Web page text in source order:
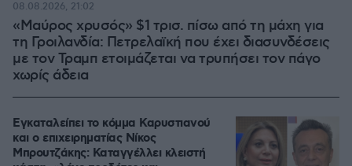
«Μαύρος χρυσός» $1 τρισ. πίσω από τη μάχη για
τη Γροιλανδία: Πετρελαϊκή που έχει διασυνδέσεις
με τον Τραμπ ετοιμάζεται να τρυπήσει τον πάγο
χωρίς άδεια
08.08.2026, 21:02
Εγκαταλείπει το κόμμα Καρυστιανού
και ο επιχειρηματίας Νίκος
Μπρουτζάκης: Καταγγέλλει κλειστή